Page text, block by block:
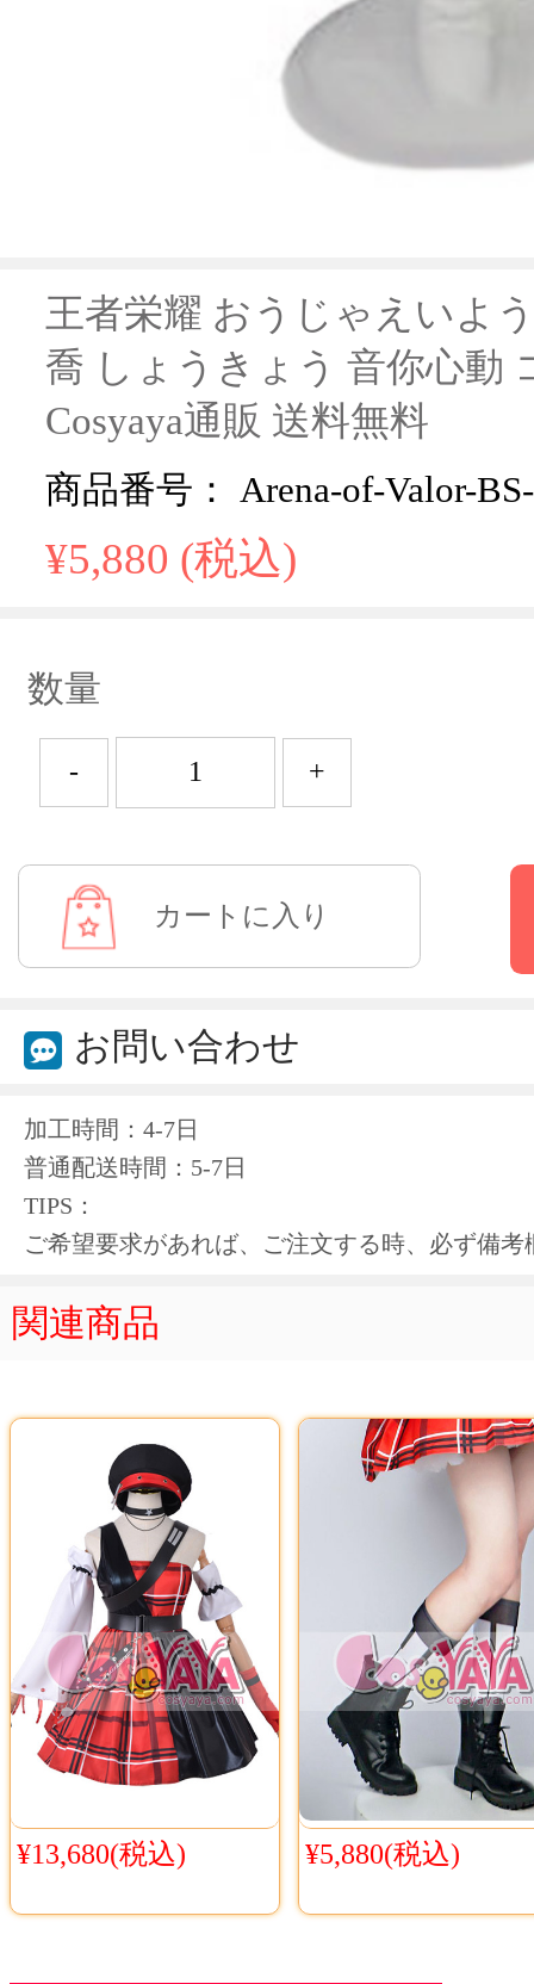
王者栄耀 おうじゃえいよ
喬 しょうきょう 音你心動
Cosyaya通販 送料無料
商品番号： Arena-of-Valor-
¥5,880 (税込)
数量
- +
お問い合わせ
加工時間：4-7日
普通配送時間：5-7日
TIPS：
ご希望要求があれば、ご注文する時、必ず備
関連商品
¥13,680(税込) ¥5,880(税込)